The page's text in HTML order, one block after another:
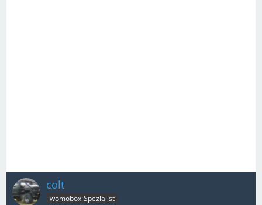
colt
womobox-Spezialist